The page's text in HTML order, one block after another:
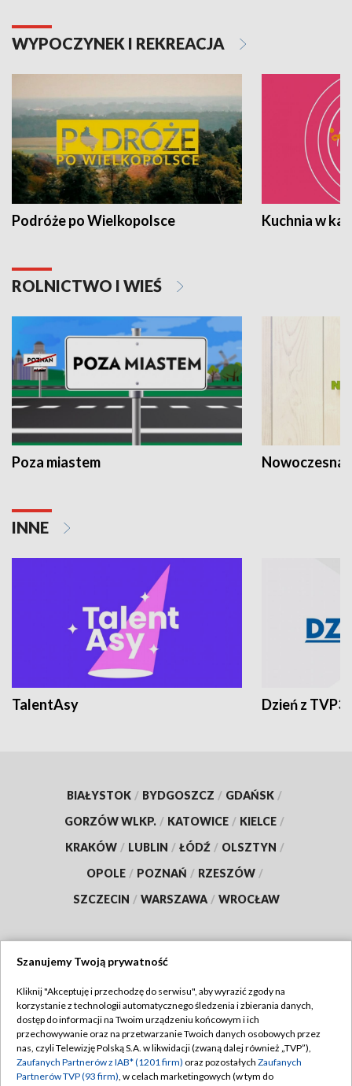
WYPOCZYNEK I REKREACJA
Podróże po Wielkopolsce Kuchnia w
ROLNICTWO I WIEŚ
Poza miastem Nowoczesna
INNE
TalentAsy Dzień z TVP3
BIAŁYSTOK / BYDGOSZCZ / GDAŃSK /
GORZÓW WLKP. / KATOWICE / KIELCE /
KRAKÓW / LUBLIN / ŁÓDŹ / OLSZTYN /
OPOLE / POZNAŃ / RZESZÓW /
SZCZECIN / WARSZAWA / WROCŁAW
TVP
Abonament TVP
Emisja w TVP
Regulamin TVP
Polityka prywatności
Szanujemy Twoją prywatność
Kliknij "Akceptuję i przechodzę do serwisu", aby wyrazić zgody na
korzystanie z technologii automatycznego śledzenia i zbierania danych,
dostęp do informacji na Twoim urządzeniu końcowym i ich
przechowywanie oraz na przetwarzanie Twoich danych osobowych przez
nas, czyli Telewizję Polską S.A. w likwidacji (zwaną dalej również „TVP”),
Zaufanych Partnerów z IAB* (1201 firm) oraz pozostałych Zaufanych
Partnerów TVP (93 firm), w celach marketingowych (w tym do